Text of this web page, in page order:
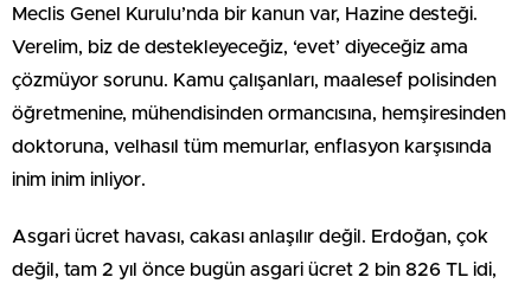
Meclis Genel Kurulu’nda bir kanun var, Hazine desteği.
Verelim, biz de destekleyeceğiz, ‘evet’ diyeceğiz ama
çözmüyor sorunu. Kamu çalışanları, maalesef polisinden
öğretmenine, mühendisinden ormancısına, hemşiresinden
doktoruna, velhasıl tüm memurlar, enflasyon karşısında
inim inim inliyor.
Asgari ücret havası, cakası anlaşılır değil. Erdoğan, çok
değil, tam 2 yıl önce bugün asgari ücret 2 bin 826 TL idi,